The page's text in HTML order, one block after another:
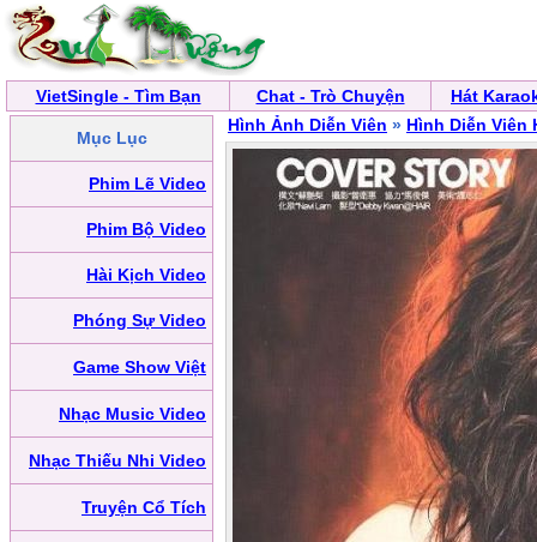
VietSingle - Tìm Bạn Chat - Trò Chuyện Hát
Mục Lục
Phim Lẽ Video
Phim Bộ Video
Hài Kịch Video
Phóng Sự Video
Game Show Việt
Nhạc Music Video
Nhạc Thiếu Nhi Video
Truyện Cổ Tích
Hình Ảnh Diễn Viên » Hình Diễn Viên